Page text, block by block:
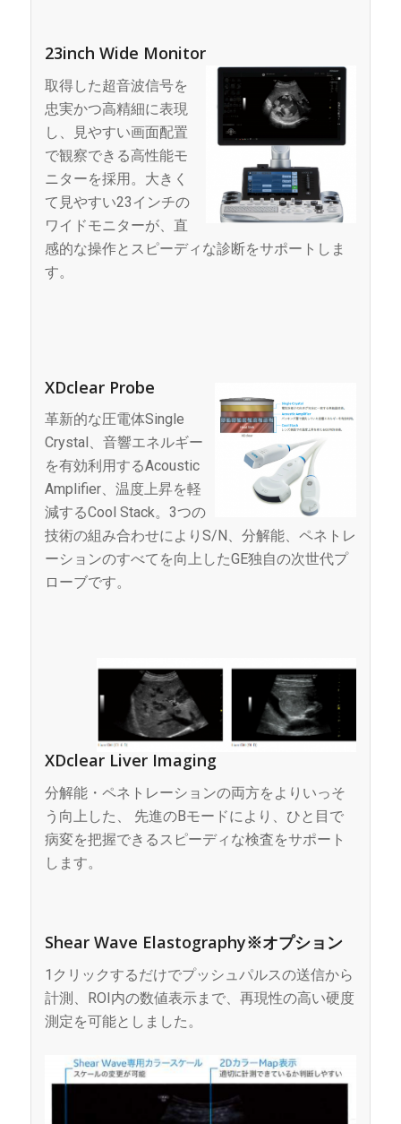
23inch Wide Monitor
取得した超音波信号を
忠実かつ高精細に表現
し、見やすい画面配置
で観察できる高性能モ
ニターを採用。大きく
て見やすい23インチの
ワイドモニターが、直
感的な操作とスピーディな診断をサポートしま
す。
XDclear Probe
革新的な圧電体Single
Crystal、音響エネルギー
を有効利用するAcoustic
Amplifier、温度上昇を軽
減するCool Stack。3つの
技術の組み合わせによりS/N、分解能、ペネトレ
ーションのすべてを向上したGE独自の次世代プ
ローブです。
XDclear Liver Imaging
分解能・ペネトレーションの両方をよりいっそ
う向上した、 先進のBモードにより、ひと目で
病変を把握できるスピーディな検査をサポート
します。
Shear Wave Elastography※オプション
1クリックするだけでプッシュパルスの送信から
計測、ROI内の数値表示まで、再現性の高い硬度
測定を可能としました。